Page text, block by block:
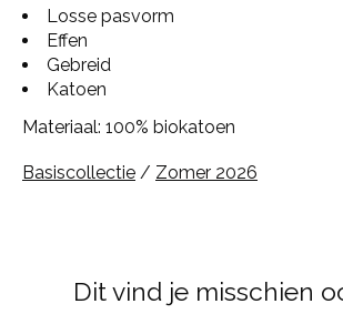
Losse pasvorm
Effen
Gebreid
Katoen
Materiaal: 100% biokatoen
Basiscollectie / Zomer 2026
Dit vind je misschien